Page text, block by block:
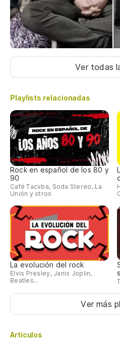
Ver todas
Playlists relacionadas
Rock en español de los 80 y
90
Café Tacvba, Soda Stereo, La
Unión y otros
La evolución del rock
Elvis Presley, Janis Joplin,
Beatles...
Ver más
Artículos